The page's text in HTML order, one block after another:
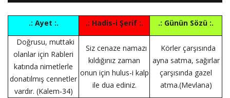
.: Ayet :. .: Hadis-i Şerif :.
.: Günün Sözü :.
Doğrusu, muttaki
olanlar için Rableri
katında nimetlerle
donatılmış cennetler
vardır. (Kalem-34)
Siz cenaze namazı
kıldığınız zaman
onun için hulus-i kalp
ile dua ediniz.
Körler çarşısında
ayna satma, sağırlar
çarşısında gazel
atma.(Mevlana)